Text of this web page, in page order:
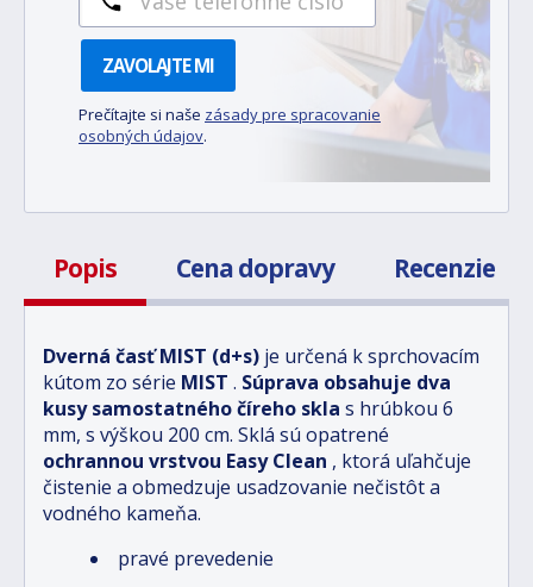
ZAVOLAJTE MI
Prečítajte si naše zásady pre spracovanie
osobných údajov.
Popis Cena dopravy Recenzie
Dverná časť MIST (d+s) je určená k sprchovacím
kútom zo série MIST . Súprava obsahuje dva
kusy samostatného číreho skla s hrúbkou 6
mm, s výškou 200 cm. Sklá sú opatrené
ochrannou vrstvou Easy Clean , ktorá uľahčuje
čistenie a obmedzuje usadzovanie nečistôt a
vodného kameňa.
pravé prevedenie